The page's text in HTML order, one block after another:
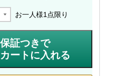
お一人様1 点限り
保証つきで
カートに入れる